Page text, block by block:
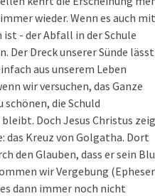
wieder. Wenn es auch mit
ist - der Abfall in der Schule
Der Dreck unserer Sünde lässt
aus unserem Leben
wir versuchen, das Ganze
die Schuld
Doch Jesus Christus
das Kreuz von Golgatha. Dort
den Glauben, dass er sein
wir Vergebung (Epheser
dann immer noch nicht